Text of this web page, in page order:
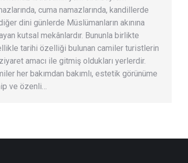
cuma namazlarında, kandillerde
dini günlerde Müslümanların akınına
kutsal mekânlardır. Bununla birlikte
tarihi özelliği bulunan camiler turistlerin
amacı ile gitmiş oldukları yerlerdir.
her bakımdan bakımlı, estetik görünüme
ve özenli…